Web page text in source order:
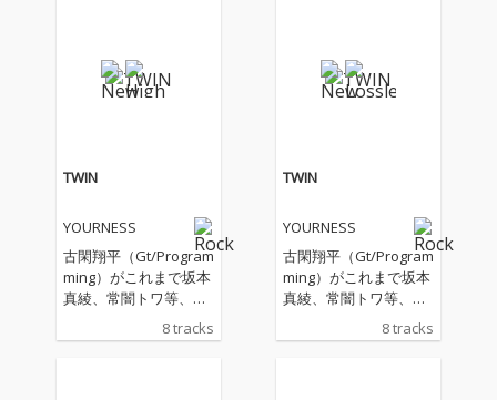
TWIN
YOURNESS
古閑翔平（Gt/Program
ming）がこれまで坂本
真綾、常闇トワ等、
様々なアーティストへ
提供してきた楽曲を、
8 tracks
TWIN
YOURNESS
古閑翔平（Gt/Program
ming）がこれまで坂本
真綾、常闇トワ等、
様々なアーティストへ
提供してきた楽曲を、
8 tracks